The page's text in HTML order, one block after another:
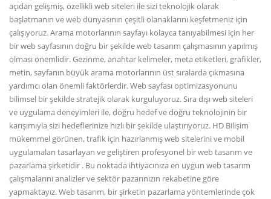
açıdan gelişmiş, özellikli web siteleri ile sizi teknolojik olarak
başlatmanın ve web dünyasının çeşitli olanaklarını keşfetmeniz için
çalışıyoruz. Arama motorlarının sayfayı kolayca tanıyabilmesi için her
bir web sayfasının doğru bir şekilde web tasarım çalışmasının yapılmış
olması önemlidir. Gezinme, anahtar kelimeler, meta etiketleri, grafikler,
metin, sayfanın büyük arama motorlarının üst sıralarda çıkmasına
yardımcı olan önemli faktörlerdir. Web sayfası optimizasyonunu
bilimsel bir şekilde stratejik olarak kurguluyoruz. Sıra dışı web siteleri
ve uygulama deneyimleri ile, doğru hedef ve doğru teknolojinin bir
karışımıyla sizi hedeflerinize hızlı bir şekilde ulaştırıyoruz. HD Bilişim
mükemmel görünen, trafik için hazırlanmış web sitelerini ve mobil
uygulamaları tasarlayan ve geliştiren profesyonel bir web tasarım ve
pazarlama şirketidir . Bu noktada ihtiyacınıza en uygun web tasarım
çalışmalarını analizler ve sektör pazarınızın rekabetine göre
yapmaktayız. Web tasarım, bir şirketin pazarlama yöntemlerinde çok